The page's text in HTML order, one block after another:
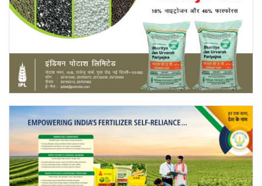
Ground Report
Rural Connect
Gallery
National
Latest News
Agriculture Conclave and NACOF
Awards 2022